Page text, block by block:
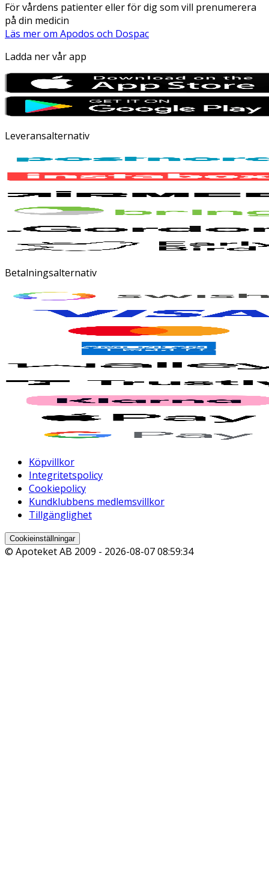
För vårdens patienter eller för dig som vill prenumerera
på din medicin
Läs mer om Apodos och Dospac
Ladda ner vår app
Leveransalternativ
Betalningsalternativ
Köpvillkor
Integritetspolicy
Cookiepolicy
Kundklubbens medlemsvillkor
Tillgänglighet
Cookieinställningar
© Apoteket AB 2009 - 2026-08-07 08:59:34